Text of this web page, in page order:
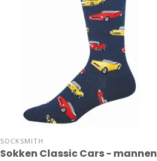
SOCKSMITH
Sokken Classic Cars - mannen